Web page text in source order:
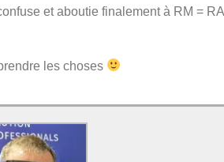
et aboutie finalement à RM =
les choses